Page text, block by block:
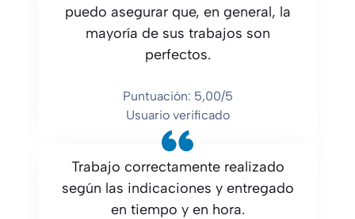
puedo asegurar que, en general, la
mayoría de sus trabajos son
perfectos.
Puntuación: 5,00/5
Usuario verificado
Trabajo correctamente realizado
según las indicaciones y entregado
en tiempo y en hora.